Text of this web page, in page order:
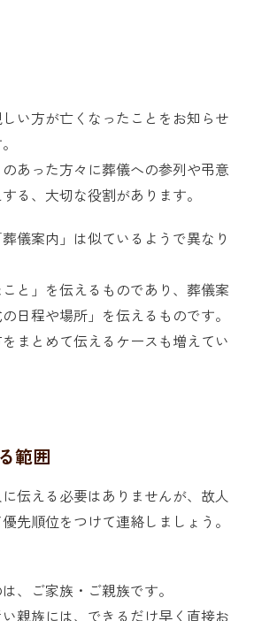
い方が亡くなったことをお知らせ
あった方々に葬儀への参列や弔意
る、大切な役割があります。
儀案内」は似ているようで異なり
と」を伝えるものであり、葬儀案
日程や場所」を伝えるものです。
まとめて伝えるケースも増えてい
範囲
伝える必要はありませんが、故人
先順位をつけて連絡しましょう。
、ご家族・ご親族です。
親族には、できるだけ早く直接お